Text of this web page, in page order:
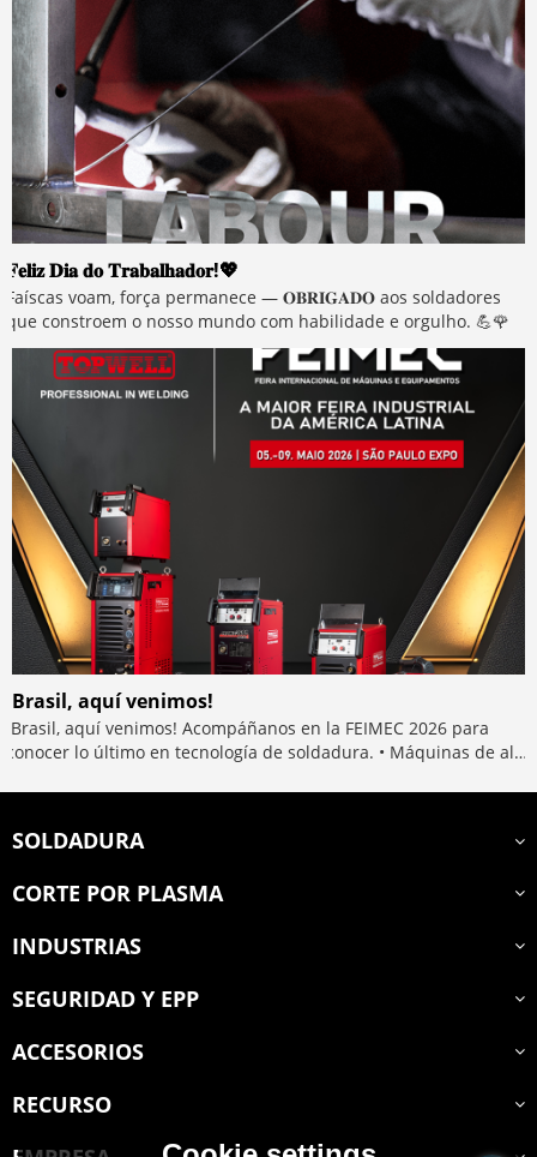
𝐅𝐞𝐥𝐢𝐳 𝐃𝐢𝐚 𝐝𝐨 𝐓𝐫𝐚𝐛𝐚𝐥𝐡𝐚𝐝𝐨𝐫!💖
Faíscas voam, força permanece — 𝐎𝐁𝐑𝐈𝐆𝐀𝐃𝐎 aos soldadores
que constroem o nosso mundo com habilidade e orgulho. 💪🌹
¡Brasil, aquí venimos!
¡Brasil, aquí venimos! Acompáñanos en la FEIMEC 2026 para
conocer lo último en tecnología de soldadura. • Máquinas de alto
SOLDADURA
CORTE POR PLASMA
INDUSTRIAS
SEGURIDAD Y EPP
ACCESORIOS
RECURSO